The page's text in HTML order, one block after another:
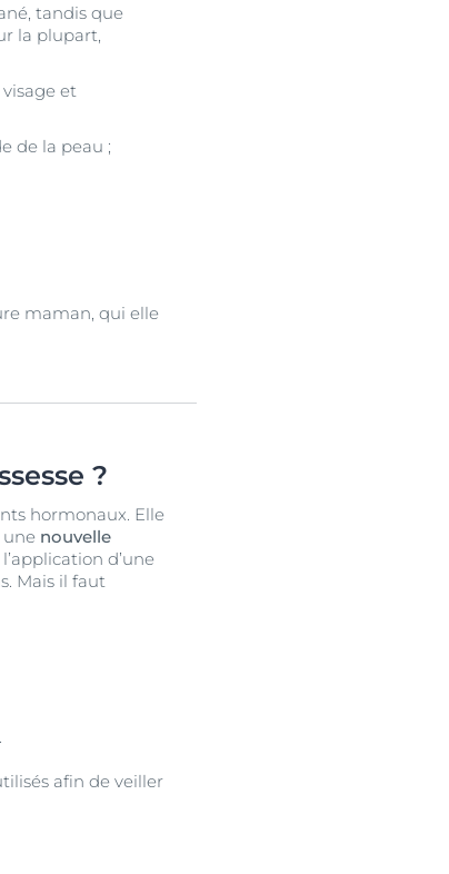
tandis que
la plupart,
et
de la peau ;
maman, qui elle
?
hormonaux. Elle
une nouvelle
d’une
Mais il faut
afin de veiller